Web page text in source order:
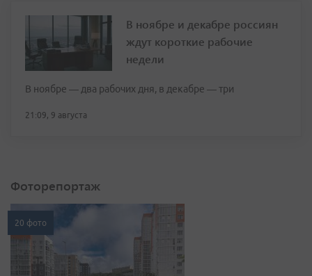
В ноябре и декабре россиян
ждут короткие рабочие
недели
В ноябре — два рабочих дня, в декабре — три
21:09, 9 августа
Фоторепортаж
20 фото